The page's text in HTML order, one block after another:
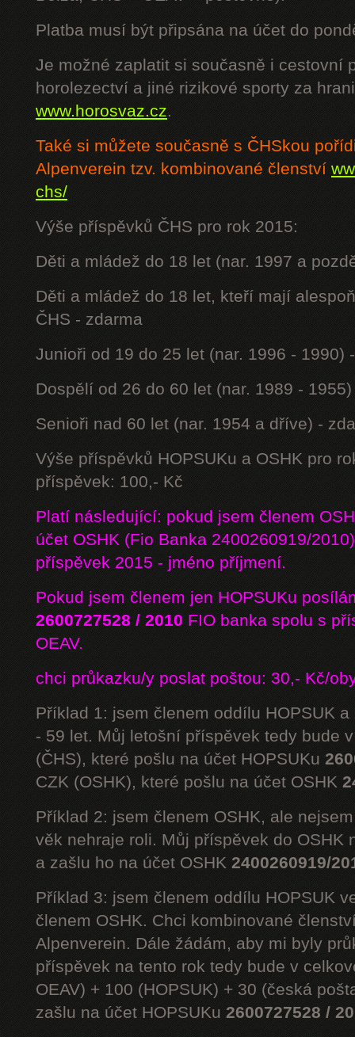
Platba musí být připsána na účet do
Je možné zaplatit si současně i cestovní
horolezectví a jiné rizikové sporty za
www.horosvaz.cz.
Také si můžete současně s ČHSkou
Alpenverein tzv. kombinované členství
chs/
Výše příspěvků ČHS pro rok 2015:
Děti a mládež do 18 let (nar. 1997 a
Děti a mládež do 18 let, kteří mají
ČHS - zdarma
Junioři od 19 do 25 let (nar. 1996 - 1990)
Dospělí od 26 do 60 let (nar. 1989 -
Senioři nad 60 let (nar. 1954 a dříve) -
Výše příspěvků HOPSUKu a OSHK pro
příspěvek: 100,- Kč
Platí následující: pokud jsem členem
účet OSHK (Fio Banka 2400260919/
příspěvek 2015 - jméno příjmení.
Pokud jsem členem jen HOPSUKu
2600727528 / 2010 FIO banka spolu s
OEAV.
chci průkazku/y poslat poštou: 30,- Kč/
Příklad 1: jsem členem oddílu HOPSUK
- 59 let. Můj letošní příspěvek tedy bude
(ČHS), které pošlu na účet HOPSUKu
CZK (OSHK), které pošlu na účet OSHK
Příklad 2: jsem členem OSHK, ale
věk nehraje roli. Můj příspěvek do OSHK
a zašlu ho na účet OSHK 2400260919/
Příklad 3: jsem členem oddílu HOPSUK
členem OSHK. Chci kombinované
Alpenverein. Dále žádám, aby mi byly
příspěvek na tento rok tedy bude v
OEAV) + 100 (HOPSUK) + 30 (česká
zašlu na účet HOPSUKu 2600727528 /